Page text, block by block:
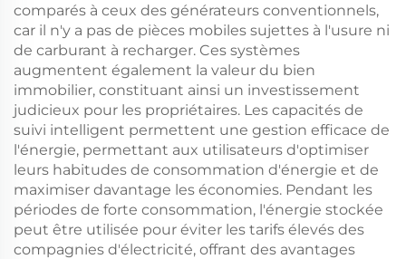
comparés à ceux des générateurs conventionnels,
car il n'y a pas de pièces mobiles sujettes à l'usure ni
de carburant à recharger. Ces systèmes
augmentent également la valeur du bien
immobilier, constituant ainsi un investissement
judicieux pour les propriétaires. Les capacités de
suivi intelligent permettent une gestion efficace de
l'énergie, permettant aux utilisateurs d'optimiser
leurs habitudes de consommation d'énergie et de
maximiser davantage les économies. Pendant les
périodes de forte consommation, l'énergie stockée
peut être utilisée pour éviter les tarifs élevés des
compagnies d'électricité, offrant des avantages